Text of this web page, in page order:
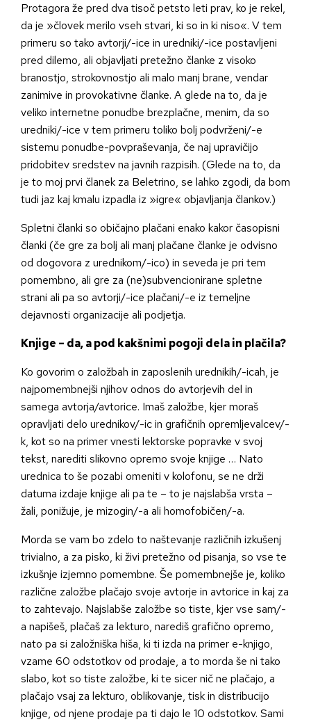
Protagora že pred dva tisoč petsto leti prav, ko je rekel,
da je »človek merilo vseh stvari, ki so in ki niso«. V tem
primeru so tako avtorji/-ice in uredniki/-ice postavljeni
pred dilemo, ali objavljati pretežno članke z visoko
branostjo, strokovnostjo ali malo manj brane, vendar
zanimive in provokativne članke. A glede na to, da je
veliko internetne ponudbe brezplačne, menim, da so
uredniki/-ice v tem primeru toliko bolj podvrženi/-e
sistemu ponudbe-povpraševanja, če naj upravičijo
pridobitev sredstev na javnih razpisih. (Glede na to, da
je to moj prvi članek za Beletrino, se lahko zgodi, da bom
tudi jaz kaj kmalu izpadla iz »igre« objavljanja člankov.)
Spletni članki so običajno plačani enako kakor časopisni
članki (če gre za bolj ali manj plačane članke je odvisno
od dogovora z urednikom/-ico) in seveda je pri tem
pomembno, ali gre za (ne)subvencionirane spletne
strani ali pa so avtorji/-ice plačani/-e iz temeljne
dejavnosti organizacije ali podjetja.
Knjige – da, a pod kakšnimi pogoji dela in plačila?
Ko govorim o založbah in zaposlenih urednikih/-icah, je
najpomembnejši njihov odnos do avtorjevih del in
samega avtorja/avtorice. Imaš založbe, kjer moraš
opravljati delo urednikov/-ic in grafičnih opremljevalcev/-
k, kot so na primer vnesti lektorske popravke v svoj
tekst, narediti slikovno opremo svoje knjige … Nato
urednica to še pozabi omeniti v kolofonu, se ne drži
datuma izdaje knjige ali pa te – to je najslabša vrsta –
žali, ponižuje, je mizogin/-a ali homofobičen/-a.
Morda se vam bo zdelo to naštevanje različnih izkušenj
trivialno, a za pisko, ki živi pretežno od pisanja, so vse te
izkušnje izjemno pomembne. Še pomembnejše je, koliko
različne založbe plačajo svoje avtorje in avtorice in kaj za
to zahtevajo. Najslabše založbe so tiste, kjer vse sam/-
a napišeš, plačaš za lekturo, narediš grafično opremo,
nato pa si založniška hiša, ki ti izda na primer e-knjigo,
vzame 60 odstotkov od prodaje, a to morda še ni tako
slabo, kot so tiste založbe, ki te sicer nič ne plačajo, a
plačajo vsaj za lekturo, oblikovanje, tisk in distribucijo
knjige, od njene prodaje pa ti dajo le 10 odstotkov. Sami